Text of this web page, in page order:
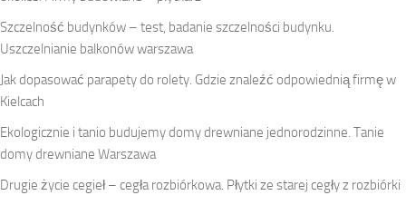
Szczelność budynków – test, badanie szczelności budynku.
Uszczelnianie balkonów warszawa
Jak dopasować parapety do rolety. Gdzie znaleźć odpowiednią firmę w
Kielcach
Ekologicznie i tanio budujemy domy drewniane jednorodzinne. Tanie
domy drewniane Warszawa
Drugie życie cegieł – cegła rozbiórkowa. Płytki ze starej cegły z rozbiórki